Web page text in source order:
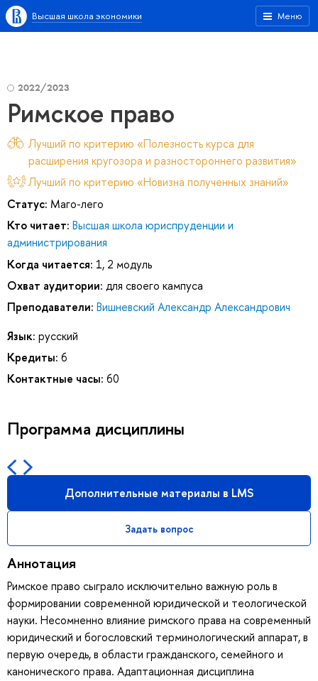
Меню
Высшая школа экономики
2022/2023
Римское право
Лучший по критерию «Полезность курса для
расширения кругозора и разностороннего развития»
Лучший по критерию «Новизна полученных знаний»
Статус: Маго-лего
Кто читает: Высшая школа юриспруденции и
администрирования
Когда читается: 1, 2 модуль
Охват аудитории: для своего кампуса
Преподаватели: Вишневский Александр Александрович
Язык: русский
Кредиты: 6
Контактные часы: 60
Программа дисциплины
Дополнительные материалы в LMS
Задать вопрос
Аннотация
Римское право сыграло исключительно важную роль в
формировании современной юридической и теологической
науки. Несомненно влияние римского права на современный
юридический и богословский терминологический аппарат, в
первую очередь, в области гражданского, семейного и
канонического права. Адаптационная дисциплина